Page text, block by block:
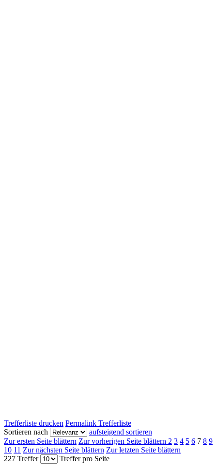
Trefferliste drucken Permalink Trefferliste
Sortieren nach
aufsteigend sortieren
Zur ersten Seite blättern Zur vorherigen Seite blättern 2 3 4 5 6 7 8 9
10 11 Zur nächsten Seite blättern Zur letzten Seite blättern
227 Treffer
Treffer pro Seite